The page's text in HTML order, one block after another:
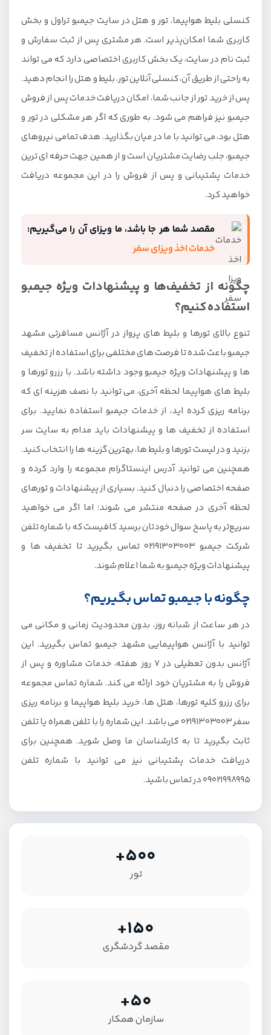
کنسلی بلیط هواپیما، تور و هتل در سایت جیمبو تراول و بخش
کاربری شما امکان‌پذیر است. هر مشتری پس از ثبت سفارش و
ثبت نام در سایت، یک بخش کاربری اختصاصی دارد که می تواند
به راحتی از طریق آن، کنسلی آنلاین تور، بلیط و هتل را انجام دهید.
پس از خرید تور از جانب شما، امکان دریافت خدمات پس از فروش
جیمبو نیز فراهم می شود. به طوری که اگر هر مشکلی در تور و
هتل بود، می توانید با ما در میان بگذارید. هدف تمامی نیروهای
جیمبو، جلب رضایت مشتریان است و از همین جهت حرفه ای ترین
خدمات پشتیبانی و پس از فروش را در این مجموعه دریافت
خواهید کرد.
مقصد شما هر جا باشد، ما ویزای آن را می‌گیریم:
خدمات اخذ ویزای سفر
چگونه از تخفیف‌ها و پیشنهادات ویژه جیمبو
استفاده کنیم؟
تنوع بالای تورها و بلیط های پرواز در آژانس مسافرتی مشهد
جیمبو باعث شده تا فرصت های مختلفی برای استفاده از تخفیف
ها و پیشنهادات ویژه جیمبو وجود داشته باشد. با رزرو تورها و
بلیط های هواپیما لحظه آخری، می توانید با نصف هزینه ای که
برنامه ریزی کرده اید، از خدمات جیمبو استفاده نمایید. برای
استفاده از تخفیف ها و پیشنهادات باید مدام به سایت سر
بزنید و در لیست تورها و بلیط ها، بهترین گزینه ها را انتخاب کنید.
همچنین می توانید آدرس اینستاگرام مجموعه را وارد کرده و
صفحه اختصاصی را دنبال کنید. بسیاری از پیشنهادات و تورهای
لحظه آخری در صفحه منتشر می شوند؛ اما اگر می خواهید
سریع‌تر به پاسخ سوال خودتان برسید کافیست که با شماره تلفن
شرکت جیمبو 02191303003 تماس بگیرید تا تخفیف ها و
پیشنهادات ویژه جیمبو به شما اعلام شوند.
چگونه با جیمبو تماس بگیریم؟
در هر ساعت از شبانه روز، بدون محدودیت زمانی و مکانی می
توانید با آژانس هواپیمایی مشهد جیمبو تماس بگیرید. این
آژانس بدون تعطیلی در 7 روز هفته، خدمات مشاوره و پس از
فروش را به مشتریان خود ارائه می کند. شماره تماس مجموعه
برای رزرو کلیه تورها، هتل ها، خرید بلیط هواپیما و برنامه ریزی
سفر 02191303003 می باشد. این شماره را با تلفن همراه یا تلفن
ثابت بگیرید تا به کارشناسان ما وصل شوید. همچنین برای
دریافت خدمات پشتیبانی نیز می توانید با شماره تلفن
09021998995 در تماس باشید.
500+
تور
150+
مقصد گردشگری
50+
سازمان همکار